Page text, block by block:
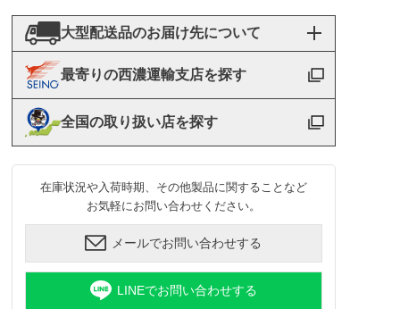
大型配送品のお届け先について
最寄りの西濃運輸支店を探す
全国の取り扱い店を探す
在庫状況や入荷時期、その他製品に関することなど
お気軽にお問い合わせください。
メールでお問い合わせする
LINEでお問い合わせする